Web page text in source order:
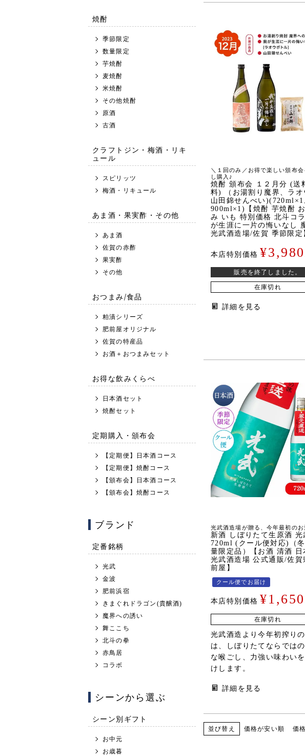
焼酎
季節限定
数量限定
芋焼酎
麦焼酎
米焼酎
その他焼酎
原酒
古酒
クラフトジン・梅酒・リキ
ュール
スピリッツ
梅酒・リキュール
あま酒・果実酢・その他
あま酒
佐賀の赤酢
果実酢
その他
おつまみ/食品
粕漬シリーズ
肥前屋オリジナル
佐賀の特産品
お酒＋おつまみセット
お得な飲みくらべ
日本酒セット
焼酎セット
定期購入・頒布会
【定期便】日本酒コース
【定期便】焼酎コース
【頒布会】日本酒コース
【頒布会】焼酎コース
ブランド
定番銘柄
光武
金波
肥前浜宿
きまぐれドラゴン(貴醸酒)
魔界への誘い
舞ここち
北斗の拳
赤鳥居
コラボ
シーンから選ぶ
シーン別ギフト
お中元
お歳暮
＼１回のみ／お得で楽しい頒布会
し購入♪
焼酎 頒布会 １２月分 (送
料) （お湯割り魔界、ラオ
山田錦せんべい)(720ml×1
900ml×1)【焼酎 芋焼酎 お
み いも 特別価格 北斗コ
が生涯に一片の悔いなし
光武酒造場/佐賀 季節限定
本店特別価格 ¥3,980
販売を終了しました。
在庫切れ
詳細を見る
光武酒造場が贈る、今年最初のお
新酒 しぼりたて生原酒 光
720ml (クール便対応)（
量限定品）【お酒 清酒 日
光武酒造場 公式通販/佐賀
前屋】
クール便でお届け
本店特別価格 ¥1,650
在庫切れ
光武酒造より今年初搾り
は、しぼりたてならでは
な喉ごし、力強い味わい
けします。
詳細を見る
並び替え 価格が安い順 価